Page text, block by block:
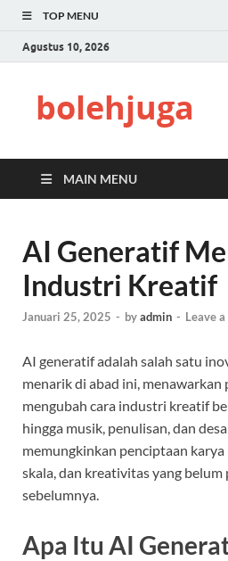
TOP MENU
Agustus 10, 2026
bolehjuga
MAIN MENU
AI Generatif
Industri Kreatif
Januari 25, 2025 - byadmin - Leave
AI generatif adalah salah satu
menarik di abad ini,
mengubah cara industri kreatif
hingga musik, penulisan, dan
memungkinkan penciptaan
skala, dan kreativitas yang
sebelumnya.
Apa Itu AI